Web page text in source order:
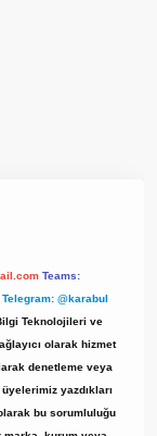
Teams:
Telegram: @karabul
Teknolojileri ve
olarak hizmet
denetleme veya
yazdıkları
bu sorumluluğu